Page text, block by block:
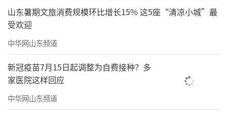
山东暑期文旅消费规模环比增长15% 这5座“清凉小城”最
受欢迎
中华网山东频道
新冠疫苗7月15日起调整为自费接种？多
家医院这样回应
中华网山东频道